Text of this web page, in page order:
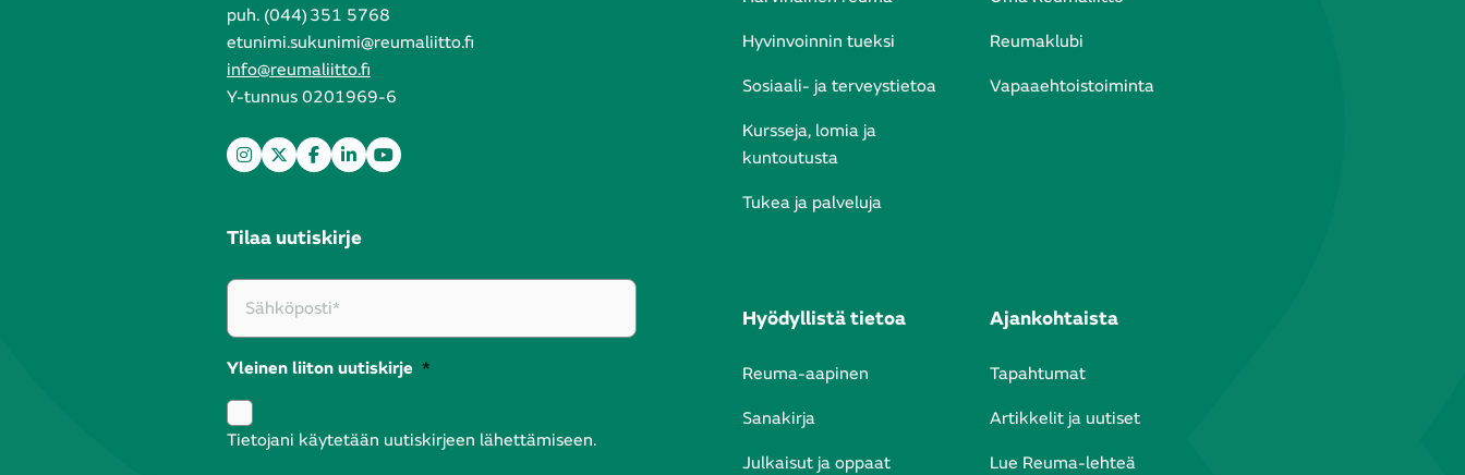
puh. (044) 351 5768
etunimi.sukunimi@reumaliitto.fi
info@reumaliitto.fi
Y-tunnus 0201969-6
Tilaa uutiskirje
Yleinen liiton uutiskirje *
Tietojani käytetään uutiskirjeen lähettämiseen.
Hyvinvoinnin tueksi
Sosiaali- ja terveystietoa
Kursseja, lomia ja
kuntoutusta
Tukea ja palveluja
Reumaklubi
Vapaaehtoistoiminta
Hyödyllistä tietoa
Reuma-aapinen
Sanakirja
Julkaisut ja oppaat
Ajankohtaista
Tapahtumat
Artikkelit ja uutiset
Lue Reuma-lehteä